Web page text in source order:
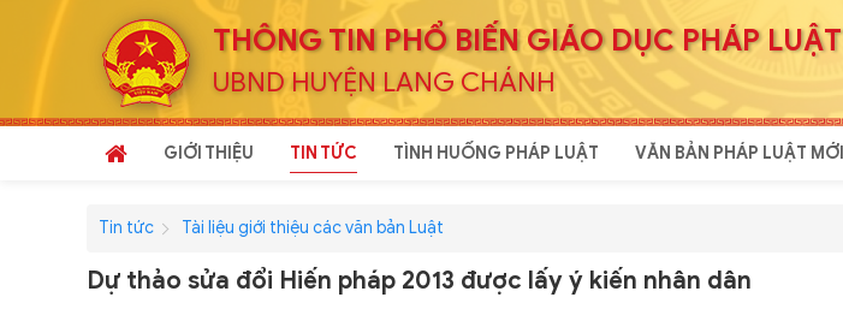
THÔNG TIN PHỔ BIẾN GIÁO DỤC PHÁP LUẬT
UBND HUYỆN LANG CHÁNH
GIỚI THIỆU TIN TỨC TÌNH HUỐNG PHÁP LUẬT VĂN BẢN PHÁP LUẬT MỚI
Tin tức Tài liệu giới thiệu các văn bản Luật
Dự thảo sửa đổi Hiến pháp 2013 được lấy ý kiến nhân dân